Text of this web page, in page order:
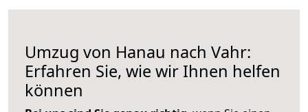
Umzug von Hanau nach Vahr:
Erfahren Sie, wie wir Ihnen helfen
können